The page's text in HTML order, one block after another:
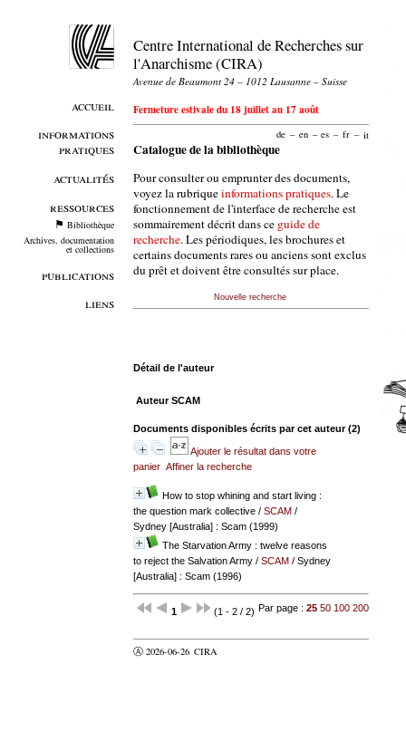
accueil
informations
pratiques
actualités
ressources
Bibliothèque
Archives, documentation
et collections
publications
liens
Centre International de Recherches sur
l'Anarchisme (CIRA)
Avenue de Beaumont 24 – 1012 Lausanne – Suisse
Fermeture estivale du 18 juillet au 17 août
de – en – es – fr – it
Catalogue de la bibliothèque
Pour consulter ou emprunter des documents,
voyez la rubriqueinformations pratiques. Le
fonctionnement de l'interface de recherche est
sommairement décrit dans ce guide de
recherche. Les périodiques, les brochures et
certains documents rares ou anciens sont exclus
du prêt et doivent être consultés sur place.
Nouvelle recherche
Détail de l'auteur
Auteur SCAM
Documents disponibles écrits par cet auteur (2)
Ajouter le résultat dans votre
panier Affiner la recherche
How to stop whining and start living :
the question mark collective/ SCAM/
Sydney [Australia] : Scam (1999)
The Starvation Army : twelve reasons
to reject the Salvation Army/ SCAM/ Sydney
[Australia] : Scam (1996)
1 (1 - 2 / 2) Par page : 25 50 100 200
Ⓐ 2026-06-26 CIRA